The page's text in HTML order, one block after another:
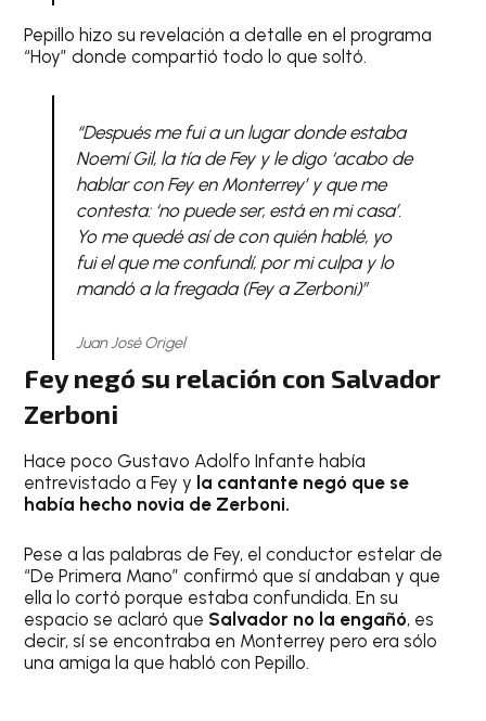
Pepillo hizo su revelación a detalle en el programa
“Hoy” donde compartió todo lo que soltó.
“Después me fui a un lugar donde estaba
Noemí Gil, la tía de Fey y le digo ‘acabo de
hablar con Fey en Monterrey’ y que me
contesta: ‘no puede ser, está en mi casa’.
Yo me quedé así de con quién hablé, yo
fui el que me confundí, por mi culpa y lo
mandó a la fregada (Fey a Zerboni)”
Juan José Origel
Fey negó su relación con Salvador
Zerboni
Hace poco Gustavo Adolfo Infante había
entrevistado a Fey y la cantante negó que se
había hecho novia de Zerboni.
Pese a las palabras de Fey, el conductor estelar de
“De Primera Mano” confirmó que sí andaban y que
ella lo cortó porque estaba confundida. En su
espacio se aclaró que Salvador no la engañó, es
decir, sí se encontraba en Monterrey pero era sólo
una amiga la que habló con Pepillo.